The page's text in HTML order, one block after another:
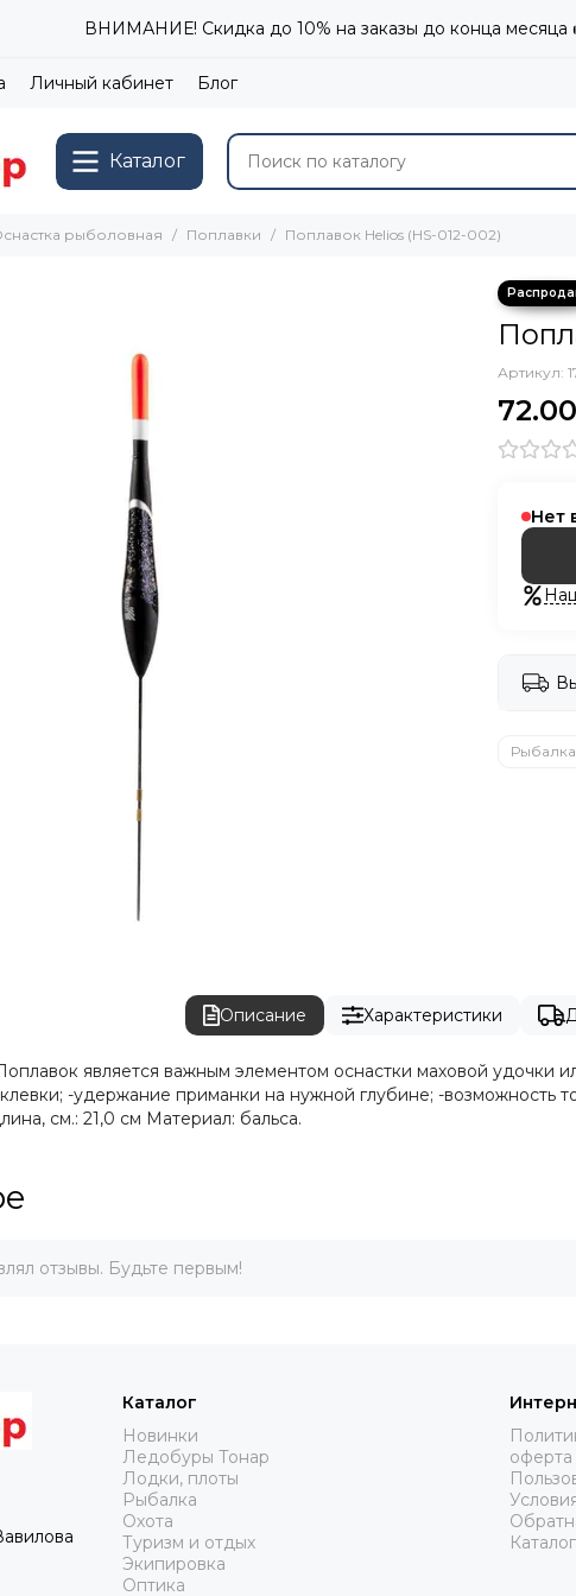
ВНИМАНИЕ! Скидка до 10% на заказы до конца месяца
Личный кабинет Блог
Каталог
рыболовная Поплавки Поплавок Helios (HS-012-002)
Артикул:
Нет
Рыбалка
Описание Характеристики
является важным элементом оснастки маховой удочки
-удержание приманки на нужной глубине; -возможность
см.: 21,0 см Материал: бальса.
отзывы. Будьте первым!
Каталог
Новинки
Ледобуры Тонар
Лодки, плоты
Рыбалка
Охота
Туризм и отдых
Экипировка
Оптика
оферта
Каталог